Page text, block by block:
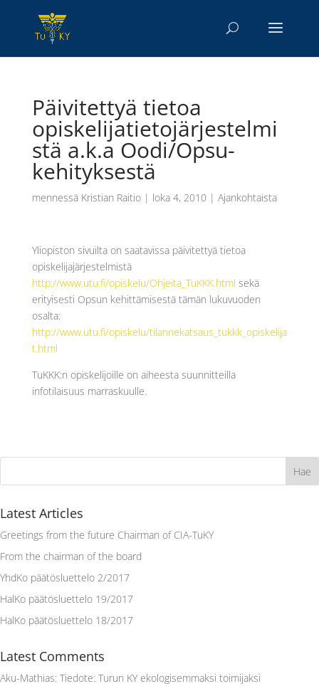
Päivitettyä tietoa
opiskelijatietojärjestelmi
stä a.k.a Oodi/Opsu-
kehityksestä
mennessä Kristian Raitio| loka 4, 2010 | Ajankohtaista
Yliopiston sivuilta on saatavissa päivitettyä tietoa
opiskelijajärjestelmistä
http://www.utu.fi/opiskelu/Ohjeita_TuKKK.html sekä
erityisesti Opsun kehittämisestä tämän lukuvuoden
osalta:
http://www.utu.fi/opiskelu/tilannekatsaus_tukkk_opiskelija
t.html
TuKKK:n opiskelijoille on aiheesta suunnitteilla
infotilaisuus marraskuulle.
Latest Articles
Greetings from the future Chairman of CIA-TuKY
From the chairman of the board
YhdKo päätösluettelo 2/2017
HalKo päätösluettelo 19/2017
HalKo päätösluettelo 18/2017
Latest Comments
Aku-Mathias: Tiedote: Turun KY ekologisemmaksi toimijaksi